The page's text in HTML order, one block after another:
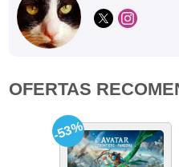
OFERTAS
-53%